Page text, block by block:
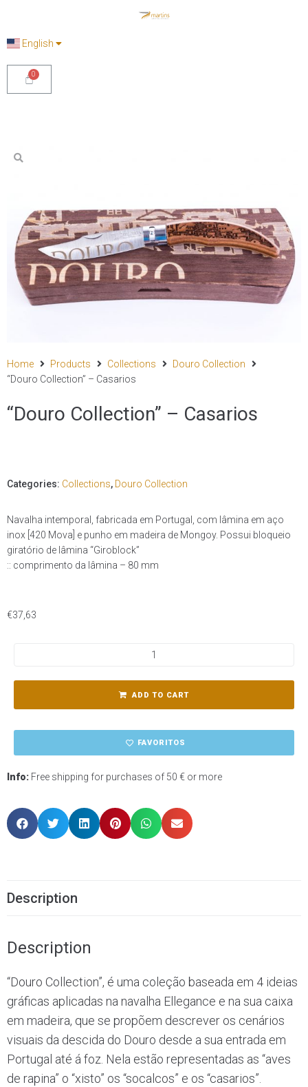
English
Home Products Collections
Douro Collection
“Douro Collection” – Casarios
“Douro Collection” – Casarios
Categories: Collections, Douro Collection
Navalha intemporal, fabricada em Portugal, com lâmina em aço
inox [420 Mova] e punho em madeira de Mongoy. Possui bloqueio
giratório de lâmina “Giroblock”
:: comprimento da lâmina – 80 mm
€37,63
ADD TO CART
FAVORITOS
Info: Free shipping for purchases of 50 € or more
Description
Description
“Douro Collection”, é uma coleção baseada em 4 ideias
gráficas aplicadas na navalha Ellegance e na sua caixa
em madeira, que se propõem descrever os cenários
visuais da descida do Douro desde a sua entrada em
Portugal até á foz. Nela estão representadas as “aves
de rapina” o “xisto” os “socalcos” e os “casarios”.